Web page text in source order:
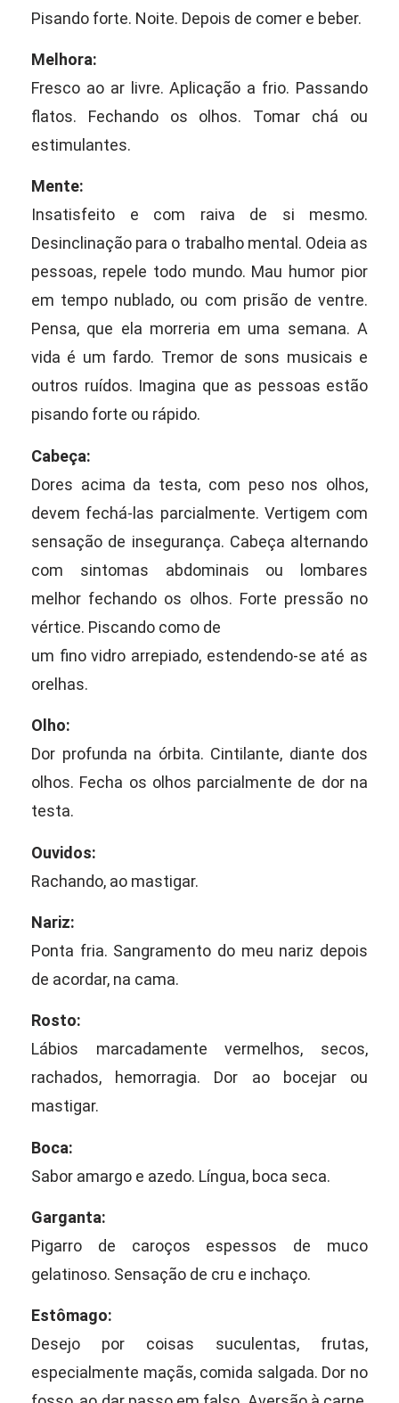
Pisando forte. Noite. Depois de comer e beber.
Melhora:
Fresco ao ar livre. Aplicação a frio. Passando
flatos. Fechando os olhos. Tomar chá ou
estimulantes.
Mente:
Insatisfeito e com raiva de si mesmo.
Desinclinação para o trabalho mental. Odeia as
pessoas, repele todo mundo. Mau humor pior
em tempo nublado, ou com prisão de ventre.
Pensa, que ela morreria em uma semana. A
vida é um fardo. Tremor de sons musicais e
outros ruídos. Imagina que as pessoas estão
pisando forte ou rápido.
Cabeça:
Dores acima da testa, com peso nos olhos,
devem fechá-las parcialmente. Vertigem com
sensação de insegurança. Cabeça alternando
com sintomas abdominais ou lombares
melhor fechando os olhos. Forte pressão no
vértice. Piscando como de
um fino vidro arrepiado, estendendo-se até as
orelhas.
Olho:
Dor profunda na órbita. Cintilante, diante dos
olhos. Fecha os olhos parcialmente de dor na
testa.
Ouvidos:
Rachando, ao mastigar.
Nariz:
Ponta fria. Sangramento do meu nariz depois
de acordar, na cama.
Rosto:
Lábios marcadamente vermelhos, secos,
rachados, hemorragia. Dor ao bocejar ou
mastigar.
Boca:
Sabor amargo e azedo. Língua, boca seca.
Garganta:
Pigarro de caroços espessos de muco
gelatinoso. Sensação de cru e inchaço.
Estômago:
Desejo por coisas suculentas, frutas,
especialmente maçãs, comida salgada. Dor no